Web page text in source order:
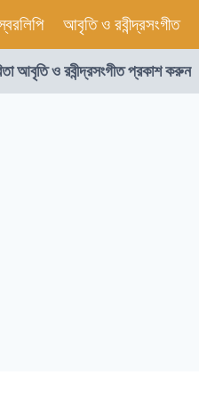
আবৃতি ও রবীন্দ্রসংগীত
আবৃতি ও রবীন্দ্রসংগীত প্রকাশ করুন